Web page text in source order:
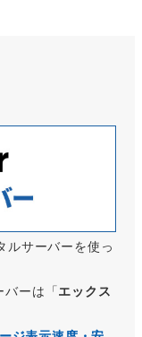
ルサーバーを使っ
バーは「エックス